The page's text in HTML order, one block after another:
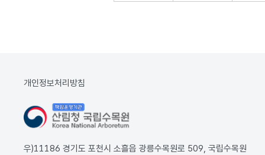
개인정보처리방침
우)11186 경기도 포천시 소흘읍 광릉수목원로 509, 국립수목원